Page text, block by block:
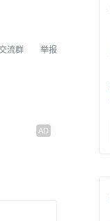
流群 举报